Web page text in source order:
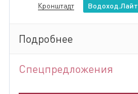
Кронштадт Водоход.Лайт
Подробнее
Спецпредложения